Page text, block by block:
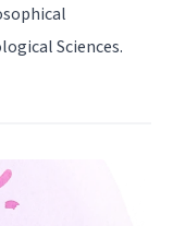
Sciences.